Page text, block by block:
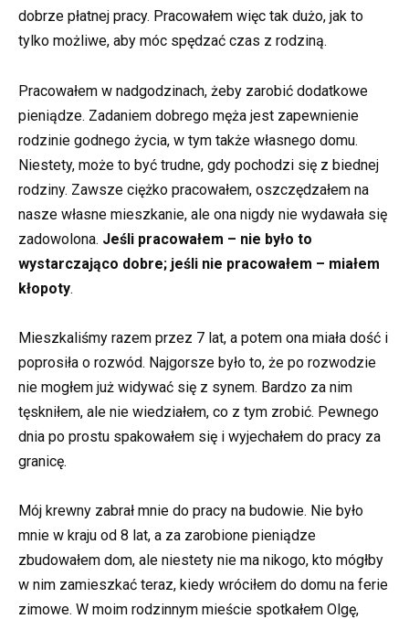
dobrze płatnej pracy. Pracowałem więc tak dużo, jak to
tylko możliwe, aby móc spędzać czas z rodziną.
Pracowałem w nadgodzinach, żeby zarobić dodatkowe
pieniądze. Zadaniem dobrego męża jest zapewnienie
rodzinie godnego życia, w tym także własnego domu.
Niestety, może to być trudne, gdy pochodzi się z biednej
rodziny. Zawsze ciężko pracowałem, oszczędzałem na
nasze własne mieszkanie, ale ona nigdy nie wydawała się
zadowolona. Jeśli pracowałem – nie było to
wystarczająco dobre; jeśli nie pracowałem – miałem
kłopoty.
Mieszkaliśmy razem przez 7 lat, a potem ona miała dość i
poprosiła o rozwód. Najgorsze było to, że po rozwodzie
nie mogłem już widywać się z synem. Bardzo za nim
tęskniłem, ale nie wiedziałem, co z tym zrobić. Pewnego
dnia po prostu spakowałem się i wyjechałem do pracy za
granicę.
Mój krewny zabrał mnie do pracy na budowie. Nie było
mnie w kraju od 8 lat, a za zarobione pieniądze
zbudowałem dom, ale niestety nie ma nikogo, kto mógłby
w nim zamieszkać teraz, kiedy wróciłem do domu na ferie
zimowe. W moim rodzinnym mieście spotkałem Olgę,